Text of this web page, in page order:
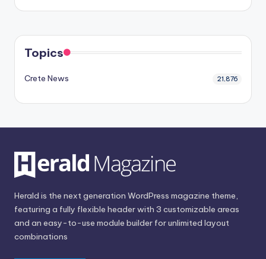
Topics
Crete News 21,876
Herald is the next generation WordPress magazine theme,
featuring a fully flexible header with 3 customizable areas
and an easy-to-use module builder for unlimited layout
combinations